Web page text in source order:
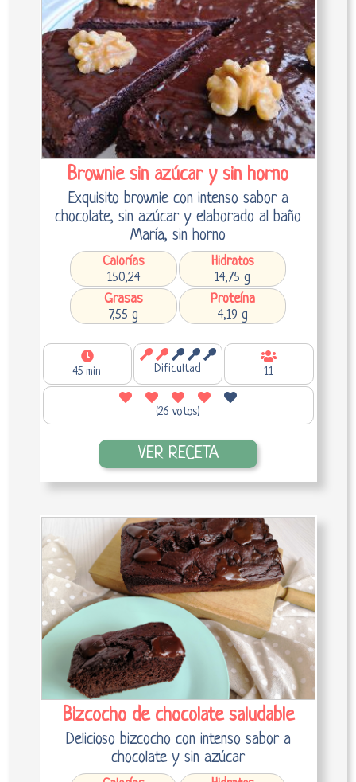
Brownie sin azúcar y sin horno
Exquisito brownie con intenso sabor a
chocolate, sin azúcar y elaborado al baño
María, sin horno
Calorías
150,24
Hidratos
14,75 g
Grasas
7,55 g
Proteína
4,19 g
45 min Dificultad 11
(26 votos)
VER RECETA
Bizcocho de chocolate saludable
Delicioso bizcocho con intenso sabor a
chocolate y sin azúcar